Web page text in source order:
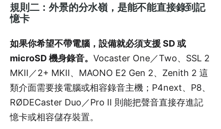
規則二：外景的分水嶺，是能不能直接錄到記
憶卡
如果你希望不帶電腦，設備就必須支援 SD 或
microSD 機身錄音。 Vocaster One／Two、SSL 2
MKII／2+ MKII、MAONO E2 Gen 2、Zenith 2 這
類介面需要接電腦或相容錄音主機；P4next、P8、
RØDECaster Duo／Pro II 則能把聲音直接存進記
憶卡或相容儲存裝置。